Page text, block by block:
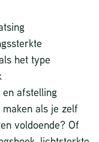
het type
afstelling
als je zelf
voldoende? Of